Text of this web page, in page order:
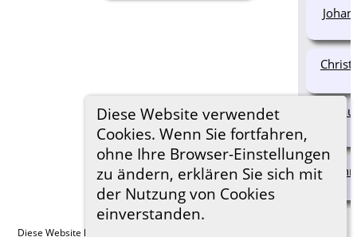
Diese Website verwendet
Cookies. Wenn Sie fortfahren,
ohne Ihre Browser-Einstellungen
zu ändern, erklären Sie sich mit
der Nutzung von Cookies
einverstanden.
Diese Website läuft mit